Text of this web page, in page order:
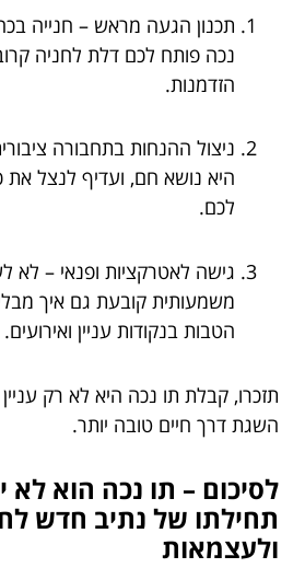
תכנון הגעה מראש – חנייה
נכה פותח לכם דלת לחניה
הזדמנות.
ניצול ההנחות בתחבורה
היא נושא חם, ועדיף לנצל את
לכם.
גישה לאטרקציות ופנאי – לא
משמעותית קובעת גם איך
הטבות בנקודות עניין ואירועים.
תזכרו, קבלת תו נכה היא לא רק עניין
השגת דרך חיים טובה יותר.
לסיכום – תו נכה הוא לא
תחילתו של נתיב חדש
ולעצמאות